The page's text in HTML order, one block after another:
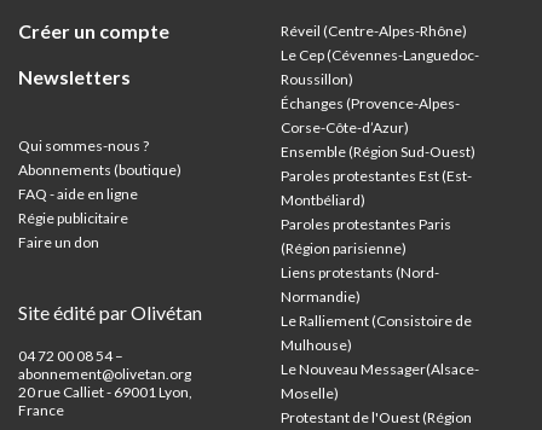
Créer un compte
Newsletters
Qui sommes-nous ?
Abonnements (boutique)
FAQ - aide en ligne
Régie publicitaire
Faire un don
Site édité par Olivétan
04 72 00 08 54 –
abonnement@olivetan.org
20 rue Calliet - 69001 Lyon,
France
Réveil (Centre-Alpes-Rhône)
Le Cep (Cévennes-Languedoc-
Roussillon)
Échanges (Provence-Alpes-
Corse-Côte-d’Azur)
Ensemble (Région Sud-Ouest)
Paroles protestantes Est (Est-
Montbéliard)
Paroles protestantes Paris
(Région parisienne)
Liens protestants (Nord-
Normandie)
Le Ralliement (Consistoire de
Mulhouse)
Le Nouveau Messager(Alsace-
Moselle)
Protestant de l'Ouest (Région